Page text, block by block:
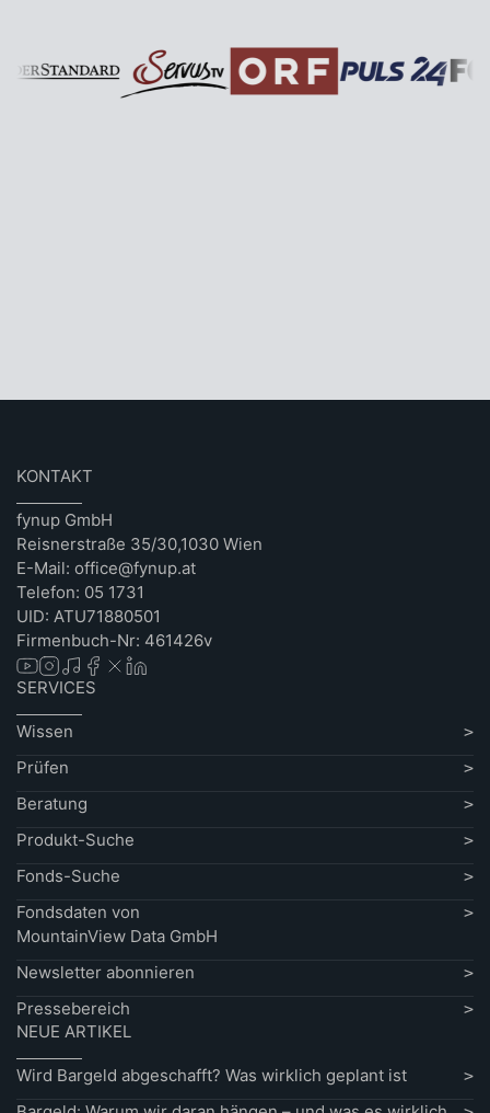
KONTAKT
fynup GmbH
Reisnerstraße 35/30,1030 Wien
E-Mail: office@fynup.at
Telefon: 05 1731
UID: ATU71880501
Firmenbuch-Nr: 461426v
SERVICES
Wissen
Prüfen
Beratung
Produkt-Suche
Fonds-Suche
Fondsdaten von
MountainView Data GmbH
Newsletter abonnieren
Pressebereich
NEUE ARTIKEL
Wird Bargeld abgeschafft? Was wirklich geplant ist